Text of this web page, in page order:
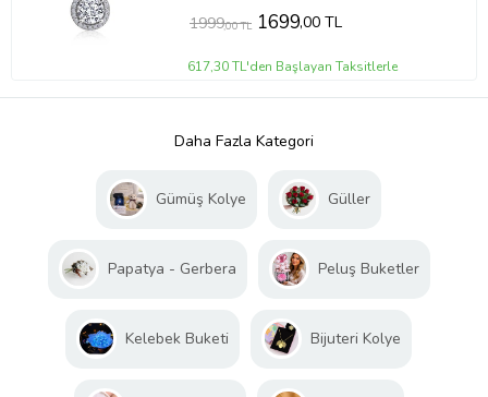
1999,00 TL 1699,00 TL
617,30 TL'den Başlayan Taksitlerle
Daha Fazla Kategori
Gümüş Kolye Güller
Papatya - Gerbera Peluş Buketler
Kelebek Buketi Bijuteri Kolye